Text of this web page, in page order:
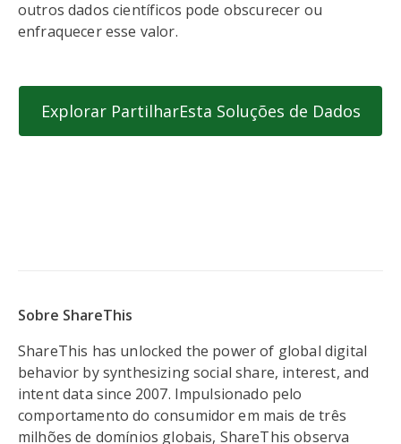
outros dados científicos pode obscurecer ou
enfraquecer esse valor.
Explorar PartilharEsta Soluções de Dados
Sobre ShareThis
ShareThis has unlocked the power of global digital
behavior by synthesizing social share, interest, and
intent data since 2007. Impulsionado pelo
comportamento do consumidor em mais de três
milhões de domínios globais, ShareThis observa